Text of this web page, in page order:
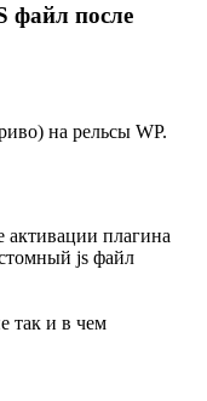
файл после
на рельсы WP.
активации плагина
js файл
так и в чем